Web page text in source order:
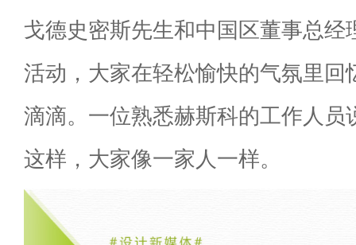
戈德史密斯先生和中国区董事总经
活动，大家在轻松愉快的气氛里回
滴滴。一位熟悉赫斯科的工作人员
这样，大家像一家人一样。